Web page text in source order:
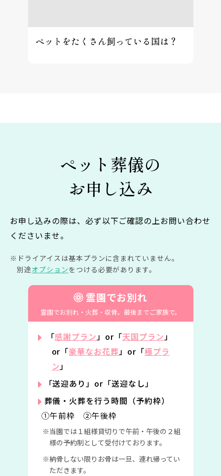
ペットをたくさん飼っている国は？
ペット葬儀の
お申し込み
お申し込みの際は、必ず以下ご確認の上お問い合わせ
くださいませ。
ドライアイスは基本プランに含まれていません。
別途オプションをつける必要があります。
霊園でお別れ
霊園でお別れ・火葬・収骨。 最後までご家族で。
「感謝プラン」or「天国プラン」
or「豪華なお花葬」or「極プラ
ン」
「送迎あり」or「送迎なし」
葬儀・火葬を行う時間（予約枠）
①午前枠 ②午後枠
当園では１組様貸切りで午前・午後の２組
様の予約制として受付けております。
納骨しない限りお骨は一旦、連れ帰ってい
ただきます。